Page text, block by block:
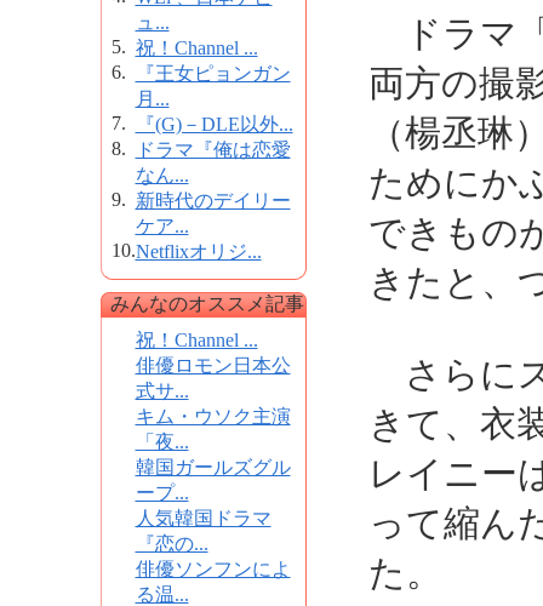
ュ...
5. 祝！Channel ...
6.
『王女ピョンガン
月...
7.
『(G)－DLE以外...
8.
ドラマ『俺は恋愛
なん...
9. 新時代のデイリー
ケア...
10.Netflixオリジ...
みんなのオススメ記事
祝！Channel ...
俳優ロモン日本公
式サ...
キム・ウソク主演
「夜...
韓国ガールズグル
ープ...
人気韓国ドラマ
『恋の...
俳優ソンフンによ
る温...
ドラマ
両方の撮
（楊丞琳
ためにか
できもの
きたと、
さらに
きて、衣
レイニー
って縮ん
た。